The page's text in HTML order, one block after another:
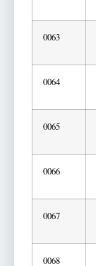
0063
0064
0065
0066
0067
0068